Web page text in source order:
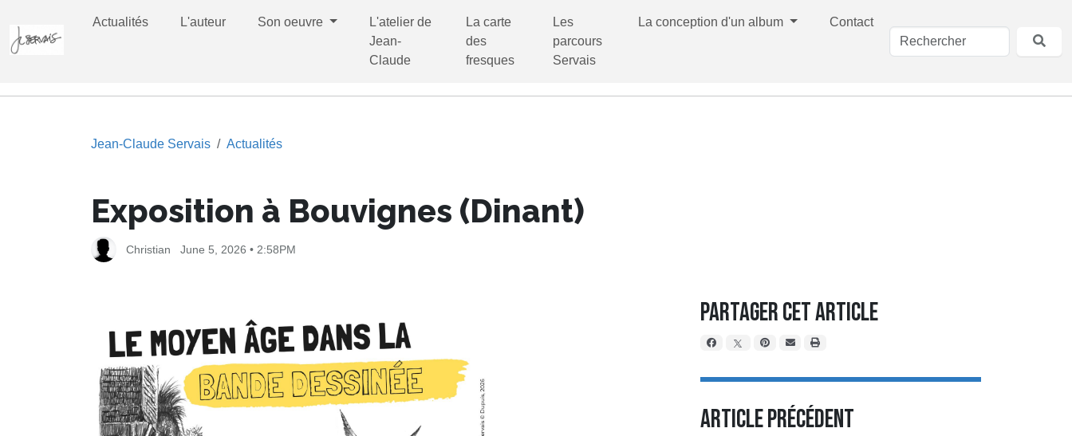
Actualités L'auteur Son oeuvre
L'atelier de
Jean-
Claude
La carte
des
fresques
Les
parcours
Servais
La conception d'un album Contact
Jean-Claude Servais Actualités
Exposition à Bouvignes (Dinant)
Christian June 5, 2026 • 2:58PM
Partager cet article
Article précédent